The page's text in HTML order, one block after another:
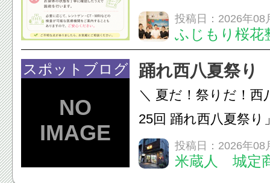
いなくても施術は受
A: はい、受けられま
態を丁寧に確認した
います。必要に応じ
ン・CT・MRIなどの
投稿日：2026年08
ふじもり桜花
スポットブログ 踊れ西八夏祭り
＼ 夏だ！祭りだ！西
25回 踊れ西八夏祭
てくる！ 伝統の【阿
情熱の【よさこいソ
投稿日：2026年08
米蔵人 城定